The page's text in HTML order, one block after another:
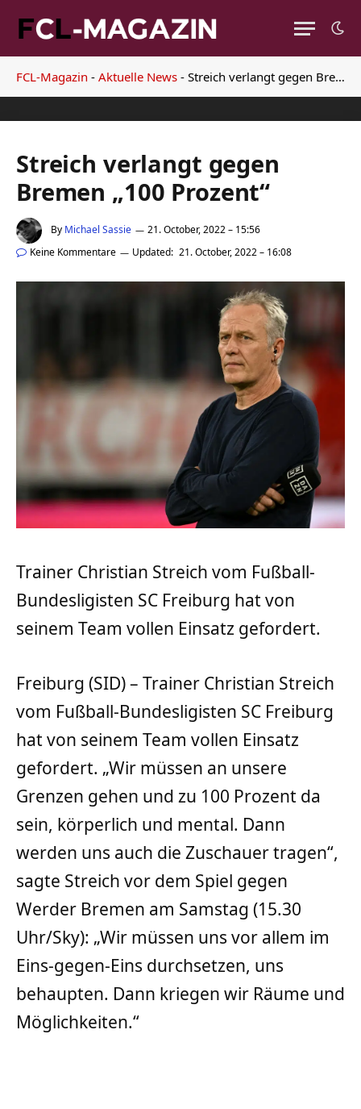
FCL-Magazin - Aktuelle News - Streich verlangt gegen Bremen „100 Prozent“
Streich verlangt gegen
Bremen „100 Prozent“
By Michael Sassie
21. October, 2022 – 15:56
Keine Kommentare
Updated: 21. October, 2022 – 16:08
Trainer Christian Streich vom Fußball-
Bundesligisten SC Freiburg hat von
seinem Team vollen Einsatz gefordert.
Freiburg (SID) – Trainer Christian Streich
vom Fußball-Bundesligisten SC Freiburg
hat von seinem Team vollen Einsatz
gefordert. „Wir müssen an unsere
Grenzen gehen und zu 100 Prozent da
sein, körperlich und mental. Dann
werden uns auch die Zuschauer tragen“,
sagte Streich vor dem Spiel gegen
Werder Bremen am Samstag (15.30
Uhr/Sky): „Wir müssen uns vor allem im
Eins-gegen-Eins durchsetzen, uns
behaupten. Dann kriegen wir Räume und
Möglichkeiten.“